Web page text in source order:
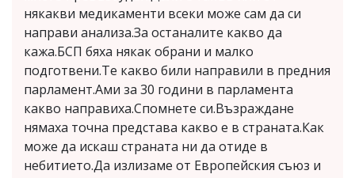
някакви медикаменти всеки може сам да си
направи анализа.За останалите какво да
кажа.БСП бяха някак обрани и малко
подготвени.Те какво били направили в предния
парламент.Ами за 30 години в парламента
какво направиха.Спомнете си.Възраждане
нямаха точна представа какво е в страната.Как
може да искаш страната ни да отиде в
небитието.Да излизаме от Европейския съюз и